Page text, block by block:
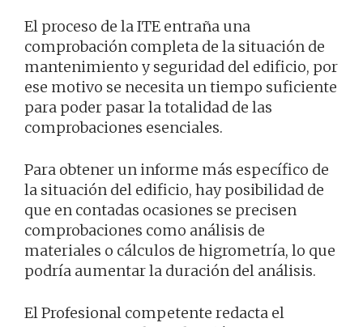
El proceso de la ITE entraña una
comprobación completa de la situación de
mantenimiento y seguridad del edificio, por
ese motivo se necesita un tiempo suficiente
para poder pasar la totalidad de las
comprobaciones esenciales.
Para obtener un informe más específico de
la situación del edificio, hay posibilidad de
que en contadas ocasiones se precisen
comprobaciones como análisis de
materiales o cálculos de higrometría, lo que
podría aumentar la duración del análisis.
El Profesional competente redacta el